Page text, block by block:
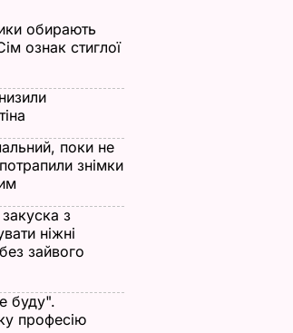
обирають
ознак стиглої
поки не
знімки
з
ніжні
зайвого
буду".
професію